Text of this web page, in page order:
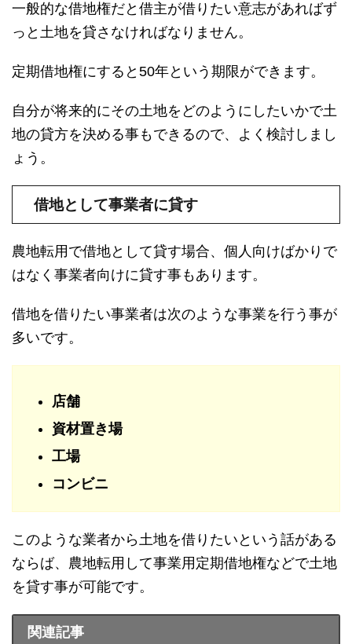
一般的な借地権だと借主が借りたい意志があればず
っと土地を貸さなければなりません。
定期借地権にすると50年という期限ができます。
自分が将来的にその土地をどのようにしたいかで土
地の貸方を決める事もできるので、よく検討しまし
ょう。
借地として事業者に貸す
農地転用で借地として貸す場合、個人向けばかりで
はなく事業者向けに貸す事もあります。
借地を借りたい事業者は次のような事業を行う事が
多いです。
店舗
資材置き場
工場
コンビニ
このような業者から土地を借りたいという話がある
ならば、農地転用して事業用定期借地権などで土地
を貸す事が可能です。
関連記事